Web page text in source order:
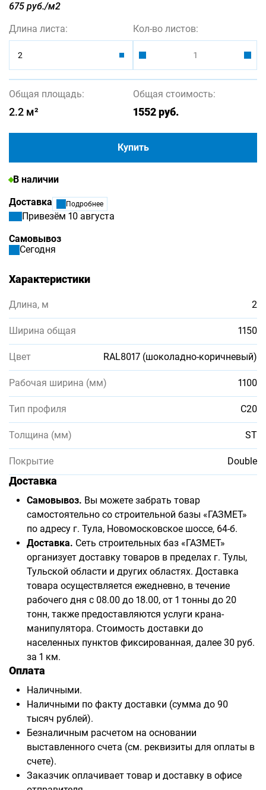
675 руб./м2
Длина листа:
2
Кол-во листов:
Общая площадь:
2.2 м²
Общая стоимость:
1552руб.
Купить
В наличии
Доставка
Подробнее
Привезём 10 августа
Самовывоз
Сегодня
Характеристики
Длина, м 2
Ширина общая 1150
Цвет RAL8017 (шоколадно-коричневый)
Рабочая ширина (мм) 1100
Тип профиля С20
Толщина (мм) ST
Покрытие Double
Доставка
Самовывоз. Вы можете забрать товар
самостоятельно со строительной базы «ГАЗМЕТ»
по адресу г. Тула, Новомосковское шоссе, 64-б.
Доставка. Сеть строительных баз «ГАЗМЕТ»
организует доставку товаров в пределах г. Тулы,
Тульской области и других областях. Доставка
товара осуществляется ежедневно, в течение
рабочего дня с 08.00 до 18.00, от 1 тонны до 20
тонн, также предоставляются услуги крана-
манипулятора. Стоимость доставки до
населенных пунктов фиксированная, далее 30 руб.
за 1 км.
Оплата
Наличными.
Наличными по факту доставки (сумма до 90
тысяч рублей).
Безналичным расчетом на основании
выставленного счета (см. реквизиты для оплаты в
счете).
Заказчик оплачивает товар и доставку в офисе
Доступны для заказа:
1500 1600